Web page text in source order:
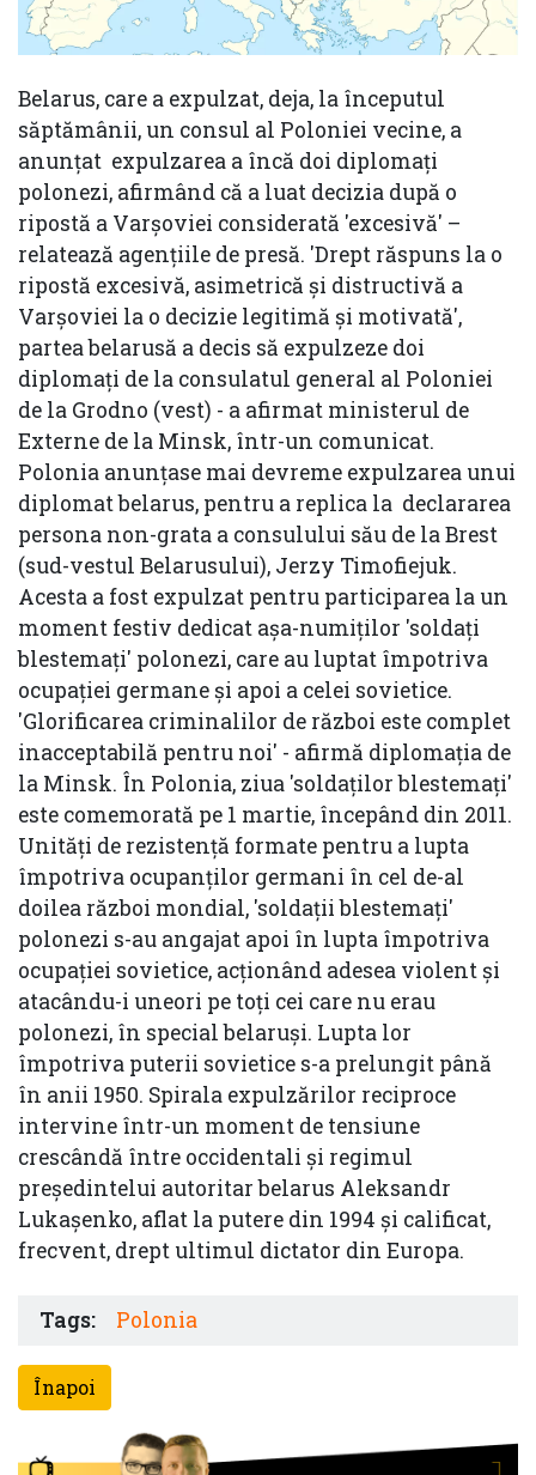
Belarus, care a expulzat, deja, la începutul
săptămânii, un consul al Poloniei vecine, a
anunţat expulzarea a încă doi diplomaţi
polonezi, afirmând că a luat decizia după o
ripostă a Varşoviei considerată 'excesivă' –
relatează agenţiile de presă. 'Drept răspuns la o
ripostă excesivă, asimetrică şi distructivă a
Varşoviei la o decizie legitimă şi motivată',
partea belarusă a decis să expulzeze doi
diplomaţi de la consulatul general al Poloniei
de la Grodno (vest) - a afirmat ministerul de
Externe de la Minsk, într-un comunicat.
Polonia anunţase mai devreme expulzarea unui
diplomat belarus, pentru a replica la declararea
persona non-grata a consulului său de la Brest
(sud-vestul Belarusului), Jerzy Timofiejuk.
Acesta a fost expulzat pentru participarea la un
moment festiv dedicat aşa-numiţilor 'soldaţi
blestemaţi' polonezi, care au luptat împotriva
ocupaţiei germane şi apoi a celei sovietice.
'Glorificarea criminalilor de război este complet
inacceptabilă pentru noi' - afirmă diplomaţia de
la Minsk. În Polonia, ziua 'soldaţilor blestemaţi'
este comemorată pe 1 martie, începând din 2011.
Unităţi de rezistenţă formate pentru a lupta
împotriva ocupanţilor germani în cel de-al
doilea război mondial, 'soldaţii blestemaţi'
polonezi s-au angajat apoi în lupta împotriva
ocupaţiei sovietice, acţionând adesea violent şi
atacându-i uneori pe toţi cei care nu erau
polonezi, în special belaruşi. Lupta lor
împotriva puterii sovietice s-a prelungit până
în anii 1950. Spirala expulzărilor reciproce
intervine într-un moment de tensiune
crescândă între occidentali şi regimul
preşedintelui autoritar belarus Aleksandr
Lukaşenko, aflat la putere din 1994 şi calificat,
frecvent, drept ultimul dictator din Europa.
Tags: Polonia
Înapoi